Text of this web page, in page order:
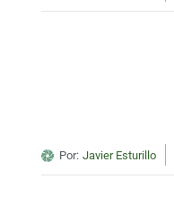
Por: Javier Esturillo